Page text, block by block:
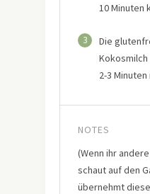
10 Minuten
3
Die
2-3
NOTES
(Wenn ihr
schaut auf den
übernehmt